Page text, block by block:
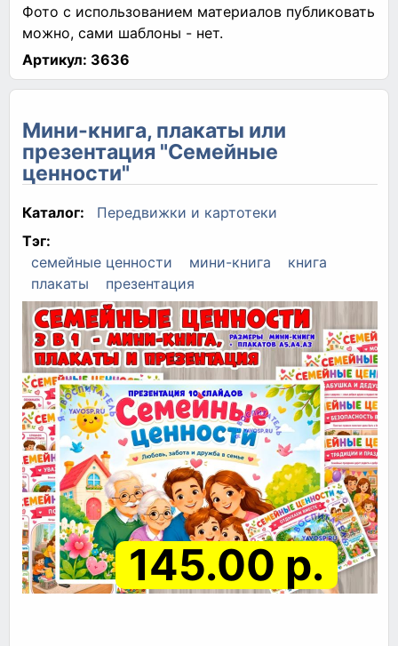
Фото с использованием материалов публиковать
можно, сами шаблоны - нет.
Артикул: 3636
Мини-книга, плакаты или
презентация "Семейные
ценности"
Каталог:
Передвижки и картотеки
Тэг:
семейные ценности
мини-книга
книга
плакаты
презентация
145.00 р.